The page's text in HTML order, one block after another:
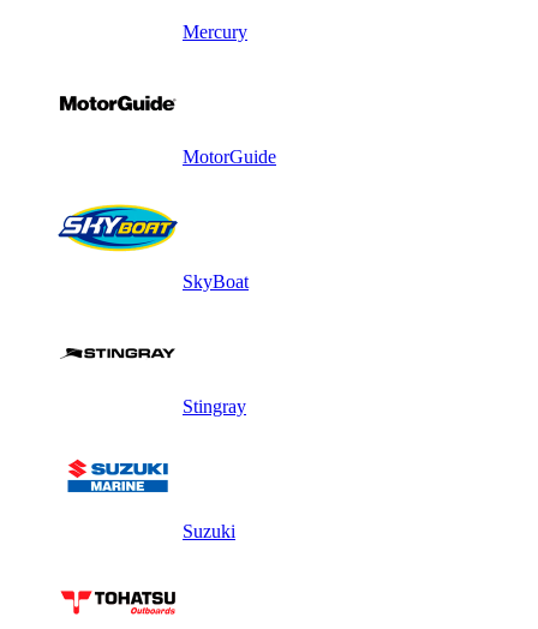
Mercury
MotorGuide
SkyBoat
Stingray
Suzuki